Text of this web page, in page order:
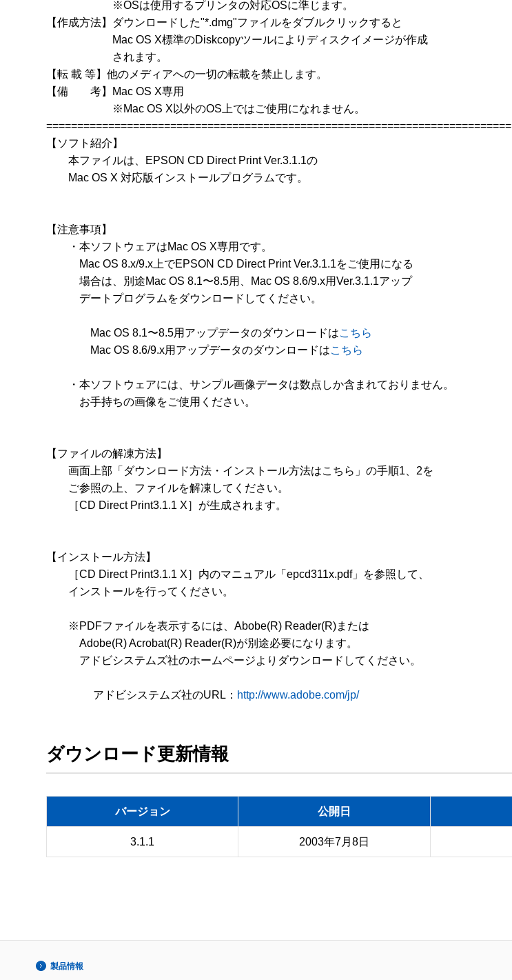
※OSは使用するプリンタの対応OSに準じます。
【作成方法】ダウンロードした"*.dmg"ファイルをダブルクリックすると
Mac OS X標準のDiskcopyツールによりディスクイメージが作成
されます。
【転 載 等】他のメディアへの一切の転載を禁止します。
【備　　考】Mac OS X専用
※Mac OS X以外のOS上ではご使用になれません。
===========================================================================
【ソフト紹介】
本ファイルは、EPSON CD Direct Print Ver.3.1.1の
Mac OS X 対応版インストールプログラムです。
【注意事項】
・本ソフトウェアはMac OS X専用です。
Mac OS 8.x/9.x上でEPSON CD Direct Print Ver.3.1.1をご使用になる
場合は、別途Mac OS 8.1〜8.5用、Mac OS 8.6/9.x用Ver.3.1.1アップ
デートプログラムをダウンロードしてください。
Mac OS 8.1〜8.5用アップデータのダウンロードはこちら
Mac OS 8.6/9.x用アップデータのダウンロードはこちら
・本ソフトウェアには、サンプル画像データは数点しか含まれておりません。
お手持ちの画像をご使用ください。
【ファイルの解凍方法】
画面上部「ダウンロード方法・インストール方法はこちら」の手順1、2を
ご参照の上、ファイルを解凍してください。
［CD Direct Print3.1.1 X］が生成されます。
【インストール方法】
［CD Direct Print3.1.1 X］内のマニュアル「epcd311x.pdf」を参照して、
インストールを行ってください。
※PDFファイルを表示するには、Abobe(R) Reader(R)または
Adobe(R) Acrobat(R) Reader(R)が別途必要になります。
アドビシステムズ社のホームページよりダウンロードしてください。
アドビシステムズ社のURL： http://www.adobe.com/jp/
ダウンロード更新情報
バージョン 公開日
3.1.1 2003年7月8日
製品情報